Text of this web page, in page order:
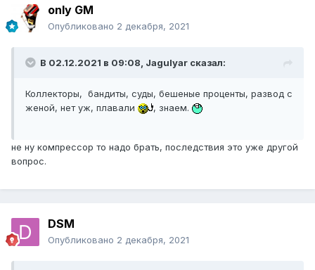
only GM
Опубликовано 2 декабря, 2021
В 02.12.2021 в 09:08, Jagulyar сказал:
Коллекторы, бандиты, суды, бешеные проценты, развод с
женой, нет уж, плавали
, знаем.
не ну компрессор то надо брать, последствия это уже другой
вопрос.
DSM
Опубликовано 2 декабря, 2021